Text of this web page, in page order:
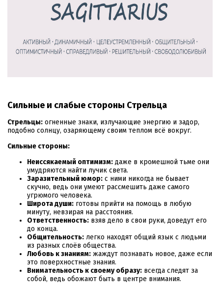
Сильные и слабые стороны Стрельца
Стрельцы: огненные знаки, излучающие энергию и задор,
подобно солнцу, озаряющему своим теплом всё вокруг.
Сильные стороны:
Неиссякаемый оптимизм: даже в кромешной тьме они
умудряются найти лучик света.
Заразительный юмор: с ними никогда не бывает
скучно, ведь они умеют рассмешить даже самого
угрюмого человека.
Широта души: готовы прийти на помощь в любую
минуту, невзирая на расстояния.
Ответственность: взяв дело в свои руки, доведут его
до конца.
Общительность: легко находят общий язык с людьми
из разных слоёв общества.
Любовь к знаниям: жаждут познавать новое, даже если
это поверхностные знания.
Внимательность к своему образу: всегда следят за
собой, ведь обожают быть в центре внимания.